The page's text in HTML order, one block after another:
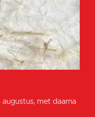
met daarna